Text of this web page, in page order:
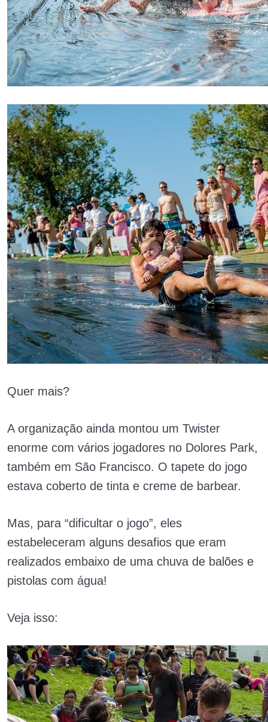
Quer mais?
A organização ainda montou um Twister
enorme com vários jogadores no Dolores Park,
também em São Francisco. O tapete do jogo
estava coberto de tinta e creme de barbear.
Mas, para “dificultar o jogo”, eles
estabeleceram alguns desafios que eram
realizados embaixo de uma chuva de balões e
pistolas com água!
Veja isso: